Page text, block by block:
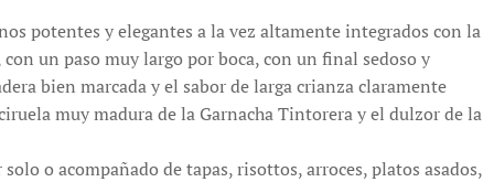
potentes y elegantes a la vez altamente integrados con la
un paso muy largo por boca, con un final sedoso y
bien marcada y el sabor de larga crianza claramente
muy madura de la Garnacha Tintorera y el dulzor de la
o acompañado de tapas, risottos, arroces, platos asados,